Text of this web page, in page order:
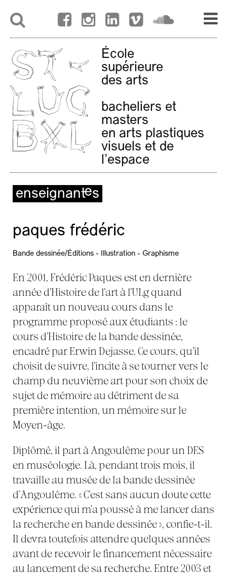
École
supérieure
des arts
bacheliers et
masters
en arts plastiques
visuels et de
l'espace
enseignant·es
paques frédéric
Bande dessinée/Éditions - Illustration - Graphisme
En 2001, Frédéric Paques est en dernière
année d’Histoire de l’art à l’ULg quand
apparaît un nouveau cours dans le
programme proposé aux étudiants : le
cours d’Histoire de la bande dessinée,
encadré par Erwin Dejasse. Ce cours, qu’il
choisit de suivre, l’incite à se tourner vers le
champ du neuvième art pour son choix de
sujet de mémoire au détriment de sa
première intention, un mémoire sur le
Moyen-âge.
Diplômé, il part à Angoulême pour un DES
en muséologie. Là, pendant trois mois, il
travaille au musée de la bande dessinée
d’Angoulême. « C’est sans aucun doute cette
expérience qui m’a poussé à me lancer dans
la recherche en bande dessinée », confie-t-il.
Il devra toutefois attendre quelques années
avant de recevoir le financement nécessaire
au lancement de sa recherche. Entre 2003 et